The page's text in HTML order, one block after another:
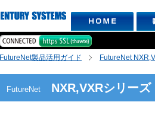
FutureNet製品活用ガイド FutureNet
FutureNet NXR,VXRシリーズ